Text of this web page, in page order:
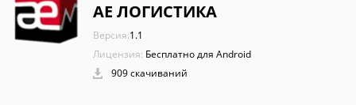
АЕ ЛОГИСТИКА
Версия:1.1
Лицензия: Бесплатно для Android
909 скачиваний